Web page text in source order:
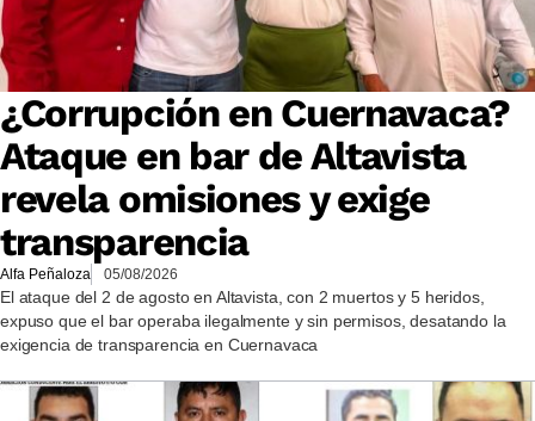
¿Corrupción en Cuernavaca?
Ataque en bar de Altavista
revela omisiones y exige
transparencia
Alfa Peñaloza 05/08/2026
El ataque del 2 de agosto en Altavista, con 2 muertos y 5 heridos,
expuso que el bar operaba ilegalmente y sin permisos, desatando la
exigencia de transparencia en Cuernavaca